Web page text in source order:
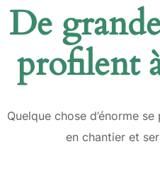
De
profilent
Quelque chose d’énorme
en chantier et